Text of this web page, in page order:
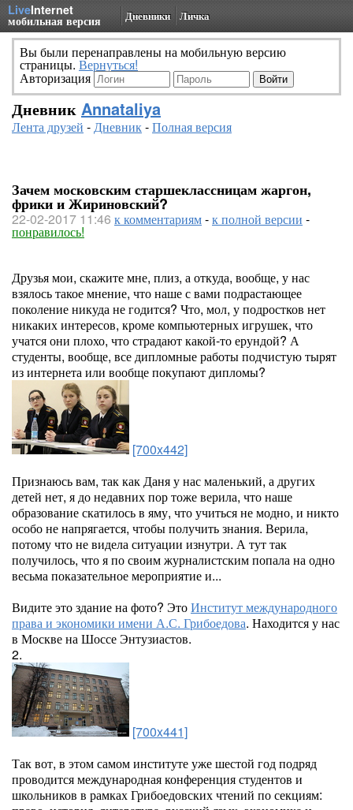
LiveInternet
мобильная версия Дневники Личка
Вы были перенаправлены на мобильную версию
страницы. Вернуться!
Авторизация
Дневник Annataliya
Лента друзей -Дневник-Полная версия
Зачем московским старшеклассницам жаргон,
фрики и Жириновский?
22-02-2017 11:46 к комментариям-к полной версии -
понравилось!
Друзья мои, скажите мне, плиз, а откуда, вообще, у нас
взялось такое мнение, что наше с вами подрастающее
поколение никуда не годится? Что, мол, у подростков нет
никаких интересов, кроме компьютерных игрушек, что
учатся они плохо, что страдают какой-то ерундой? А
студенты, вообще, все дипломные работы подчистую тырят
из интернета или вообще покупают дипломы?
[700x442]
Признаюсь вам, так как Даня у нас маленький, а других
детей нет, я до недавних пор тоже верила, что наше
образование скатилось в яму, что учиться не модно, и никто
особо не напрягается, чтобы получить знания. Верила,
потому что не видела ситуации изнутри. А тут так
получилось, что я по своим журналистским попала на одно
весьма показательное мероприятие и...
Видите это здание на фото? ЭтоИнститут международного
права и экономики имени А.С. Грибоедова. Находится у нас
в Москве на Шоссе Энтузиастов.
2.
[700x441]
Так вот, в этом самом институте уже шестой год подряд
проводится международная конференция студентов и
школьников в рамках Грибоедовских чтений по секциям: